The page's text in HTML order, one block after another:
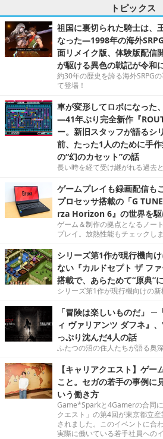
トピックス
祖国に裏切られた騎士は、
なった―1998年の海外
面リメイク版、体験版配信
が駆ける異色の戦記が令和
約30年の歴史を誇る海外SRPG
て登場！
車が変形してロボになった
―41年ぶり完全新作『
ー。新旧スタッフが語るシ
前、たった1人のために手
の“幻のカセット”の話
長い時を経て受け継がれる過去
ゲームプレイも録画配信
プロセッサ搭載の「G
rza Horizon 6』の世界を駆
ゲーム＆制作の拠点となるノー
プレイ。放熱性能もチェックし
シリーズ第1作が現行機向
ない『カルドセプト ザ フ
搭載で、あらためて“原典”
シリーズ第1作が現行機向けの新
「冒険は楽しいものだ」 ─
ィ ヴァリアンツ ダフネ』
っぷり沈んだ4人の話
ふたつの沼の住人たちが語る奥深
【キャリアクエスト】ゲー
こと。セガの若手の事例に
いう働き方
Game*Sparkと4Gamerの合同
クエスト」の第4回が東京都立
されました。このイベントに合
実際に働いている若手社員への